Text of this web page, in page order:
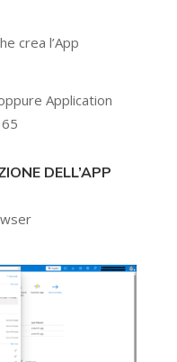
crea l’App
Application
DELL’APP